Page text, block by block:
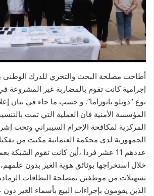
أطاحت مصلحة البحث والتحري للدرك الوطنى
إجرامية كانت تقوم بالمضاربة غير المشروعة
نوع “دوبلو بانوراما”. و حسب ما جاء في بيان
المؤسسة الأمنية فان العملية التي تمت
المركزية لمكافحة الإجرام السيبراني وتحت
الجمهورية لدى محكمة العثمانية مكنت من
عددهم 11 عشر فردا ،أين كانت تقوم الشبكة
خلال استخراجها بوثائق هوية الغير بدون
تسهيلات من موظفين بمصلحة البطاقات
الذين يقومون بإجراءات البيع بأسماء الغير